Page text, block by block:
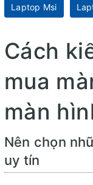
Laptop Msi
Cách
mua
màn
Nên chọn
uy tín